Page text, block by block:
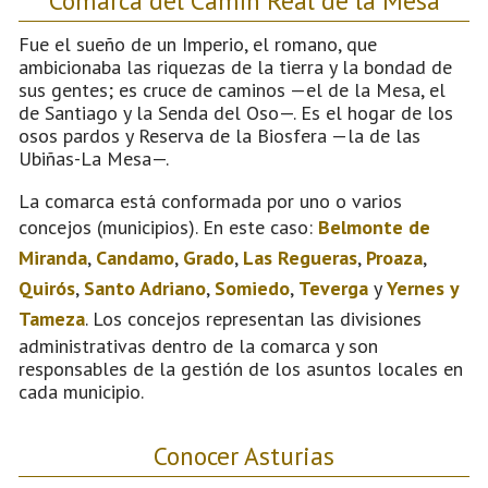
Fue el sueño de un Imperio, el romano, que
ambicionaba las riquezas de la tierra y la bondad de
sus gentes; es cruce de caminos —el de la Mesa, el
de Santiago y la Senda del Oso—. Es el hogar de los
osos pardos y Reserva de la Biosfera —la de las
Ubiñas-La Mesa—.
La comarca está conformada por uno o varios
concejos (municipios). En este caso: Belmonte de
Miranda, Candamo, Grado, Las Regueras, Proaza,
Quirós, Santo Adriano, Somiedo, Teverga yYernes y
Tameza. Los concejos representan las divisiones
administrativas dentro de la comarca y son
responsables de la gestión de los asuntos locales en
cada municipio.
Conocer Asturias